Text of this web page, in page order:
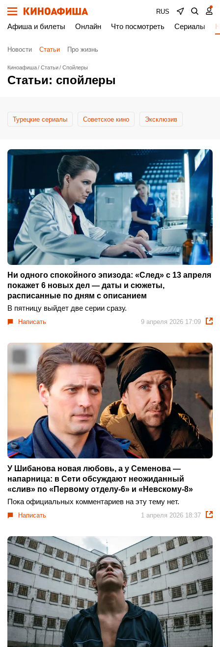
RUS
Афиша и билеты Онлайн Что посмотреть Сериалы
Новости Статьи Про жизнь
Киноафиша Статьи Спойлеры
Статьи: спойлеры
Турецкие сериалы Cоветское кино Эксклюзив
Ни одного спокойного эпизода: «След» с 13 апреля
покажет 6 новых дел — даты и сюжеты,
расписанные по дням с описанием
В пятницу выйдет две серии сразу.
Написать 9 апреля 2026 17:09
У Шибанова новая любовь, а у Семенова —
напарница: в Сети обсуждают неожиданный
«слив» по «Первому отделу-6» и «Невскому-8»
Пока официальных комментариев на эту тему нет.
Написать 1 апреля 2026 18:37